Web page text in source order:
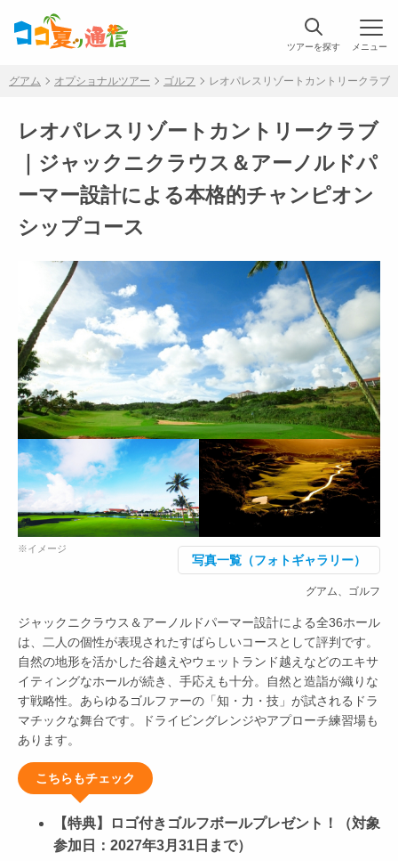
ツアーを探す
グアム オプショナルツアー ゴルフ レオパレスリゾートカントリークラブ
レオパレスリゾートカントリークラブ
｜ジャックニクラウス＆アーノルドパ
ーマー設計による本格的チャンピオン
シップコース
※イメージ
写真一覧（フォトギャラリー）
グアム、ゴルフ
ジャックニクラウス＆アーノルドパーマー設計による全36ホール
は、二人の個性が表現されたすばらしいコースとして評判です。
自然の地形を活かした谷越えやウェットランド越えなどのエキサ
イティングなホールが続き、手応えも十分。自然と造詣が織りな
す戦略性。あらゆるゴルファーの「知・力・技」が試されるドラ
マチックな舞台です。ドライビングレンジやアプローチ練習場も
あります。
こちらもチェック
【特典】ロゴ付きゴルフボールプレゼント！（対象
参加日：2027年3月31日まで）
メニュー